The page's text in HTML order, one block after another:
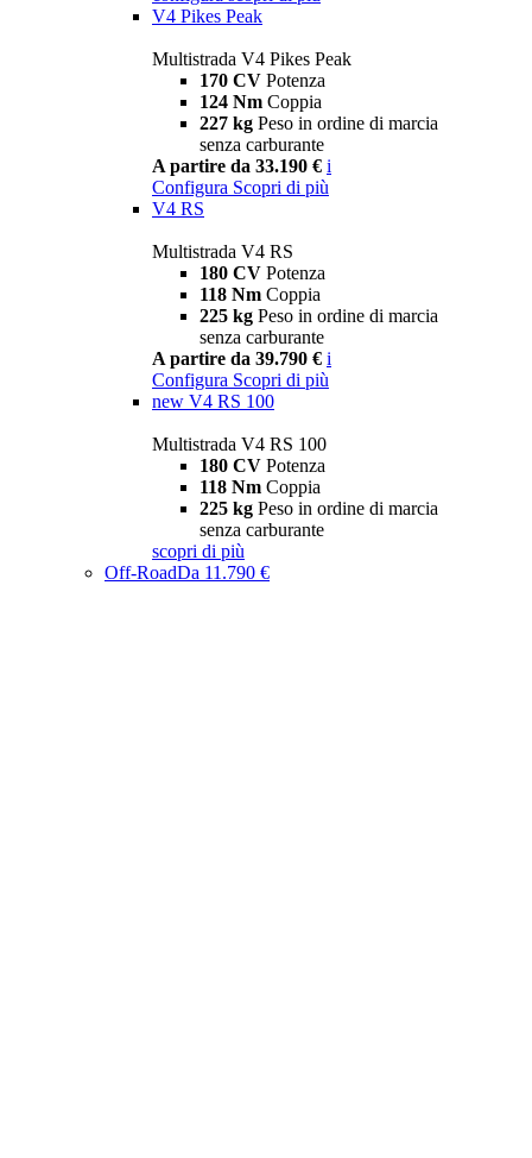
V4 Pikes Peak
Multistrada V4 Pikes Peak
170 CV Potenza
124 Nm Coppia
227 kg Peso in ordine di marcia
senza carburante
A partire da 33.190 € i
Configura Scopri di più
V4 RS
Multistrada V4 RS
180 CV Potenza
118 Nm Coppia
225 kg Peso in ordine di marcia
senza carburante
A partire da 39.790 € i
Configura Scopri di più
new V4 RS 100
Multistrada V4 RS 100
180 CV Potenza
118 Nm Coppia
225 kg Peso in ordine di marcia
senza carburante
scopri di più
Off-RoadDa 11.790 €